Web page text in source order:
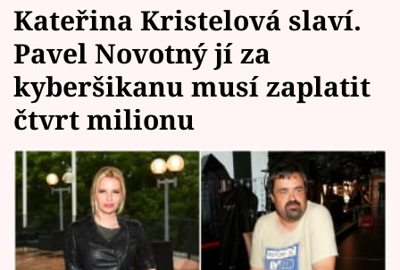
Témata
Celebrity
Vztahy
Seriály
Horoskopy
Kateřina Kristelová slaví.
Pavel Novotný jí za
kyberšikanu musí zaplatit
čtvrt milionu